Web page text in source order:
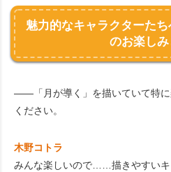
魅力的なキャラクターた
のお楽し
――「月が導く」を描いていて特に
ください。
木野コトラ
みんな楽しいので……描きやすい